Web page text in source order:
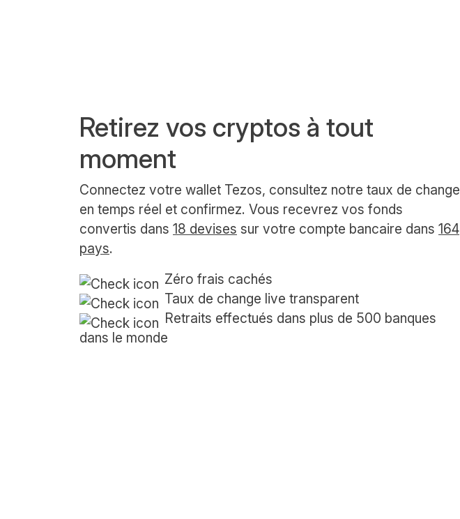
Retirez vos cryptos à tout
moment
Connectez votre wallet Tezos, consultez notre taux de change
en temps réel et confirmez. Vous recevrez vos fonds
convertis dans 18 devises sur votre compte bancaire dans 164
pays.
Zéro frais cachés
Taux de change live transparent
Retraits effectués dans plus de 500 banques
dans le monde